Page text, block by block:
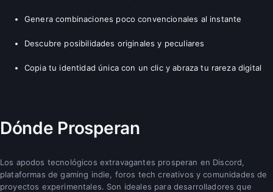
Genera combinaciones poco convencionales al instante
Descubre posibilidades originales y peculiares
Copia tu identidad única con un clic y abraza tu rareza digital
Dónde Prosperan
Los apodos tecnológicos extravagantes prosperan en Discord,
plataformas de gaming indie, foros tech creativos y comunidades de
proyectos experimentales. Son ideales para desarrolladores que